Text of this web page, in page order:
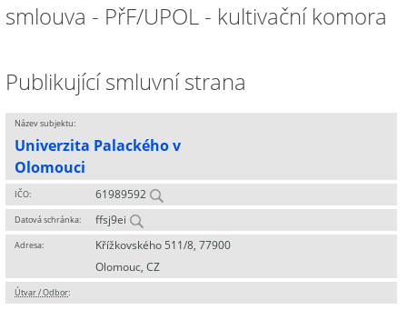
smlouva - PřF/UPOL - kultivační komora
Publikující smluvní strana
Název subjektu:
Univerzita Palackého v
Olomouci
IČO: 61989592
Datová schránka: ffsj9ei
Adresa:
Křížkovského 511/8, 77900
Olomouc, CZ
Útvar / Odbor: